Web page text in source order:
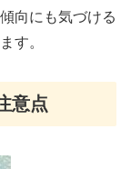
向にも気づける
す。
意点